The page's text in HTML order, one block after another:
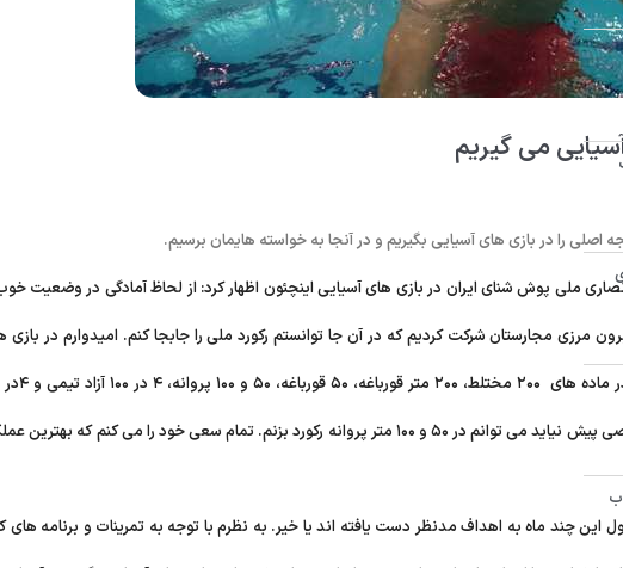
می گیریم
را در بازی های آسیایی بگیریم و در آنجا به خواسته هایمان برسیم.
ملی پوش شنای ایران در بازی های آسیایی اینچئون اظهار کرد: از لحاظ آمادگی در وضعیت
مرزی مجارستان شرکت کردیم که در آن جا توانستم رکورد ملی را جابجا کنم. امیدوارم در بازی
مختلط تیمی مسابقه می دهم. اگر شرایط خوب باشد و مشکل خاصی پیش نیاید می توانم در ۵۰ و ۱۰۰ متر پروانه رکورد بزنم. تمام سعی خود را می کنم که
این چند ماه به اهداف مدنظر دست یافته اند یا خیر. به نظرم با توجه به تمرینات و برنامه های